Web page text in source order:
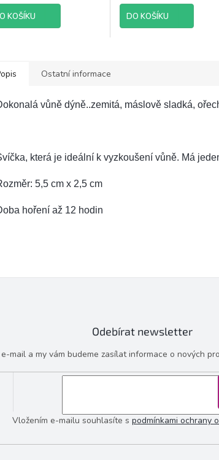
KOŠÍKU DO KOŠÍKU
Ostatní informace
vůně dýně..zemitá, máslově sladká,
která je ideální k vyzkoušení vůně. Má
5,5 cm x 2,5 cm
hoření až 12 hodin
Odebírat newsletter
mail a my vám budeme zasílat informace o nových
Vložením e-mailu souhlasíte s podmínkami ochrany